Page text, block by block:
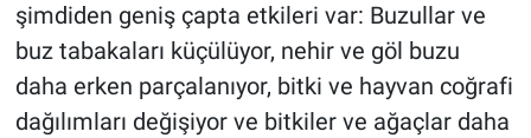
şimdiden geniş çapta etkileri var: Buzullar ve
buz tabakaları küçülüyor, nehir ve göl buzu
daha erken parçalanıyor, bitki ve hayvan coğrafi
dağılımları değişiyor ve bitkiler ve ağaçlar daha